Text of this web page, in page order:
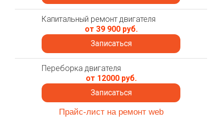
Капитальный ремонт двигателя
от 39 900 руб.
Записаться
Переборка двигателя
от 12000 руб.
Записаться
Прайс-лист на ремонт web